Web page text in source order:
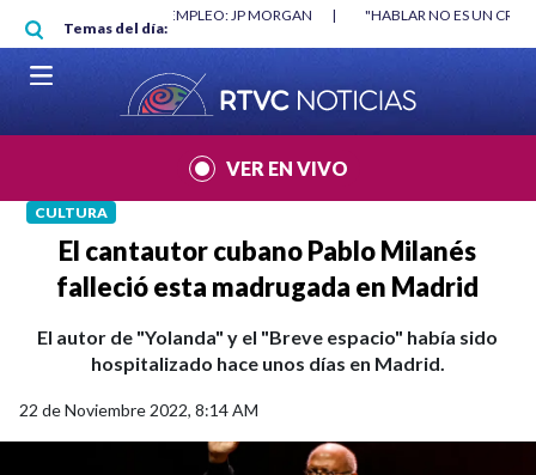
Pasar al contenido principal
Temas del día:
MÍNIMO NO DESTRUYÓ EMPLEO: JP MORGAN |
"HABLAR NO ES UN
MUNDIAL 2026
|
VER EN VIVO
CULTURA
El cantautor cubano Pablo Milanés
falleció esta madrugada en Madrid
El autor de "Yolanda" y el "Breve espacio" había sido
hospitalizado hace unos días en Madrid.
22 de Noviembre 2022, 8:14 AM